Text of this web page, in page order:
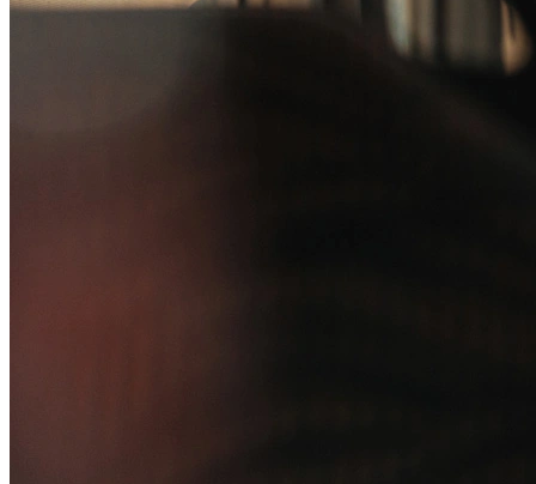
Canal de Ética
Código Corporativo de Conduta Ética
Educação Financeira